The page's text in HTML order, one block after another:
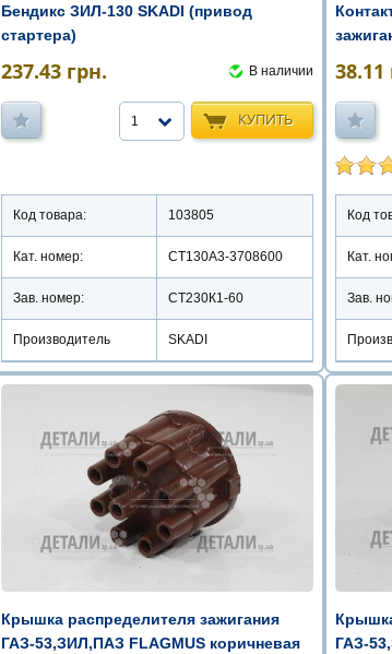
Бендикс ЗИЛ-130 SKADI (привод
стартера)
237.43 грн. В наличии
КУПИТЬ
1
Код товара: 103805
Кат. номер: СТ130А3-3708600
Зав. номер: СТ230К1-60
Производитель SKADI
38.11
Код
Кат.
Зав.
Крышка распределителя зажигания
ГАЗ-53,ЗИЛ,ПАЗ FLAGMUS коричневая
ГАЗ-